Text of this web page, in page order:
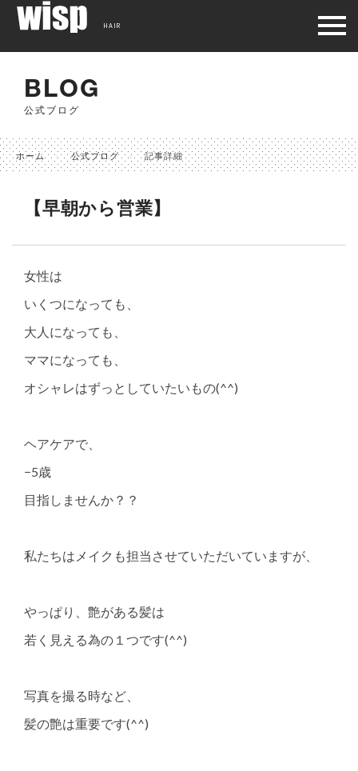
BLOG
公式ブログ
ホーム 公式ブログ 記事詳細
【早朝から営業】
女性は
いくつになっても、
大人になっても、
ママになっても、
オシャレはずっとしていたいもの(^^)
ヘアケアで、
−5歳
目指しませんか？？
私たちはメイクも担当させていただいていますが、
やっぱり、艶がある髪は
若く見える為の１つです(^^)
写真を撮る時など、
髪の艶は重要です(^^)
HAIR